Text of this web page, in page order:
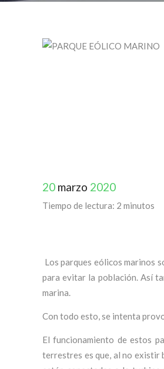
20 marzo 2020
Tiempo de lectura: 2 minutos
Los parques eólicos marinos
para evitar la población. Así
marina.
Con todo esto, se intenta
El funcionamiento de estos
terrestres es que, al no existir